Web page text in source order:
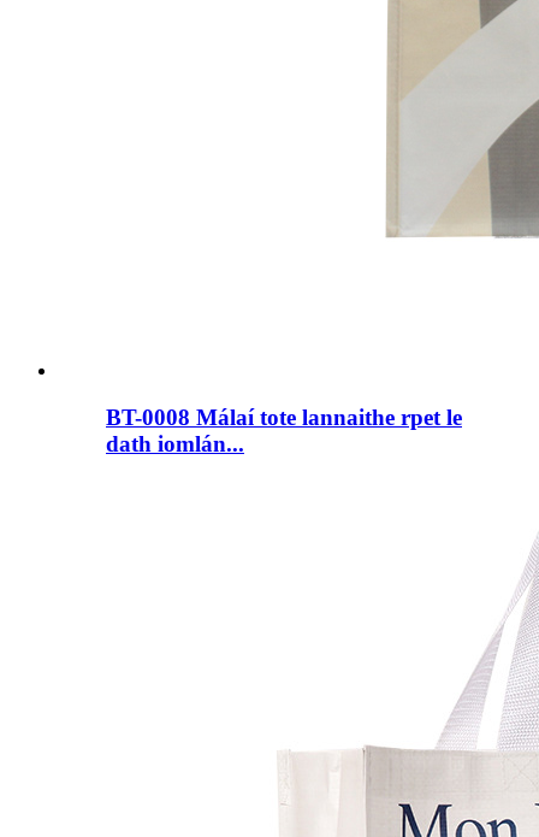
BT-0008 Málaí tote lannaithe rpet le
dath iomlán...